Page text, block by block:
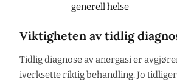
generell helse
Viktigheten av tidlig
Tidlig diagnose av anergasi er
iverksette riktig behandling. Jo